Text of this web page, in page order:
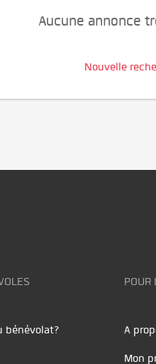
Aucune annonce
Nouvelle
bénévolat?
POUR
A
Mon